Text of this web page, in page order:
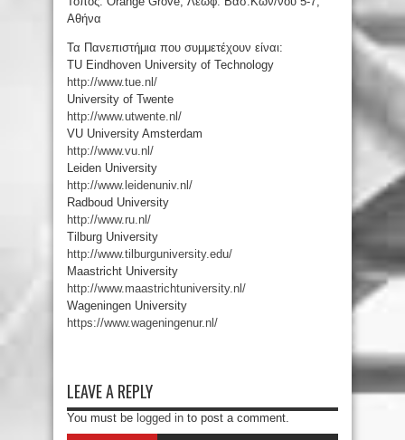
Αθήνα
Τα Πανεπιστήμια που συμμετέχουν είναι:
TU Eindhoven University of Technology
http://www.tue.nl/
University of Twente
http://www.utwente.nl/
VU University Amsterdam
http://www.vu.nl/
Leiden University
http://www.leidenuniv.nl/
Radboud University
http://www.ru.nl/
Tilburg University
http://www.tilburguniversity.edu/
Maastricht University
http://www.maastrichtuniversity.nl /
Wageningen University
https://www.wageningenur.nl/
LEAVE A REPLY
You must be logged in to post a comment.